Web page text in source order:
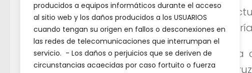
producidos a equipos informáticos durante el acceso
al sitio web y los daños producidos a los USUARIOS
cuando tengan su origen en fallos o desconexiones en
las redes de telecomunicaciones que interrumpan el
servicio. - Los daños o perjuicios que se deriven de
circunstancias acaecidas por caso fortuito o fuerza
En la
Conocida
Santa